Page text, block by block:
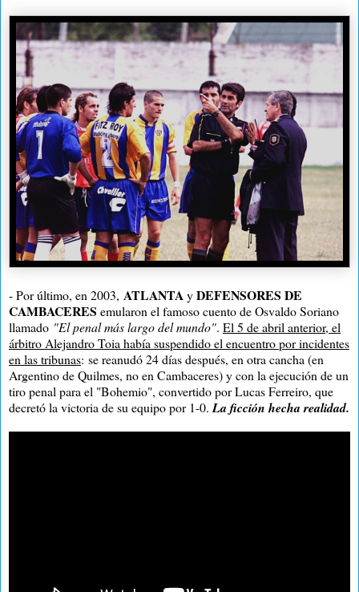
- Por último, en 2003, ATLANTAyDEFENSORES DE
CAMBACERES emularon el famoso cuento de Osvaldo Soriano
llamado "El penal más largo del mundo". El 5 de abril anterior, el
árbitro Alejandro Toia había suspendido el encuentro por incidentes
en las tribunas: se reanudó 24 días después, en otra cancha (en
Argentino de Quilmes, no en Cambaceres) y con la ejecución de un
tiro penal para el "Bohemio", convertido por Lucas Ferreiro, que
decretó la victoria de su equipo por 1-0. La ficción hecha realidad.